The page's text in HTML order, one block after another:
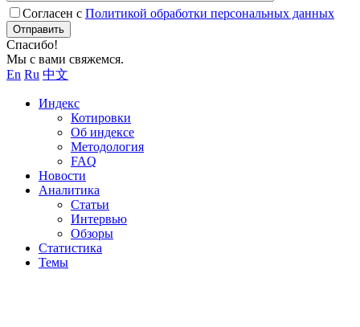
Согласен с Политикой обработки персональных данных
Отправить
Спасибо!
Мы с вами свяжемся.
En Ru 中文
Индекс
Котировки
Об индексе
Методология
FAQ
Новости
Аналитика
Статьи
Интервью
Обзоры
Статистика
Темы